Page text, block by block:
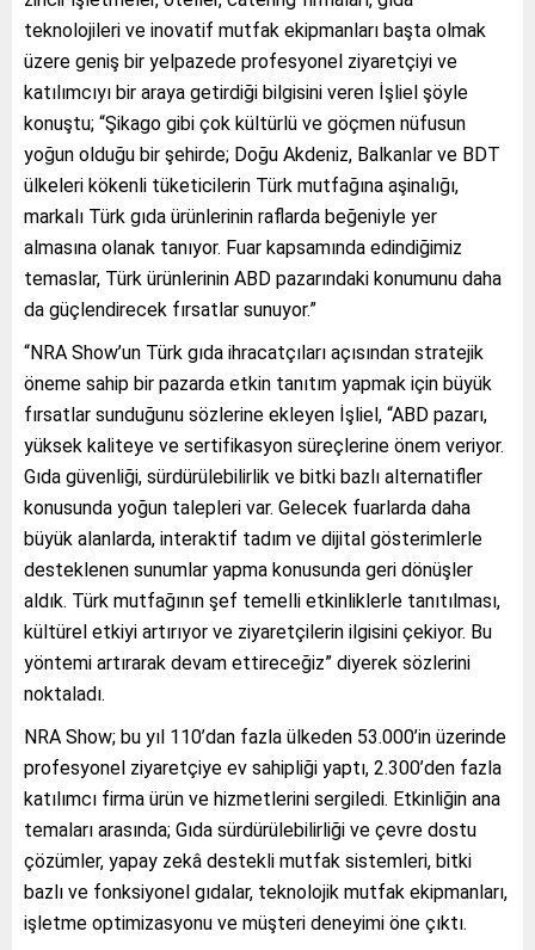
teknolojileri ve inovatif mutfak ekipmanları başta olmak
üzere geniş bir yelpazede profesyonel ziyaretçiyi ve
katılımcıyı bir araya getirdiği bilgisini veren İşliel şöyle
konuştu; “Şikago gibi çok kültürlü ve göçmen nüfusun
yoğun olduğu bir şehirde; Doğu Akdeniz, Balkanlar ve BDT
ülkeleri kökenli tüketicilerin Türk mutfağına aşinalığı,
markalı Türk gıda ürünlerinin raflarda beğeniyle yer
almasına olanak tanıyor. Fuar kapsamında edindiğimiz
temaslar, Türk ürünlerinin ABD pazarındaki konumunu daha
da güçlendirecek fırsatlar sunuyor.”
“NRA Show’un Türk gıda ihracatçıları açısından stratejik
öneme sahip bir pazarda etkin tanıtım yapmak için büyük
fırsatlar sunduğunu sözlerine ekleyen İşliel, “ABD pazarı,
yüksek kaliteye ve sertifikasyon süreçlerine önem veriyor.
Gıda güvenliği, sürdürülebilirlik ve bitki bazlı alternatifler
konusunda yoğun talepleri var. Gelecek fuarlarda daha
büyük alanlarda, interaktif tadım ve dijital gösterimlerle
desteklenen sunumlar yapma konusunda geri dönüşler
aldık. Türk mutfağının şef temelli etkinliklerle tanıtılması,
kültürel etkiyi artırıyor ve ziyaretçilerin ilgisini çekiyor. Bu
yöntemi artırarak devam ettireceğiz” diyerek sözlerini
noktaladı.
NRA Show; bu yıl 110’dan fazla ülkeden 53.000’in üzerinde
profesyonel ziyaretçiye ev sahipliği yaptı, 2.300’den fazla
katılımcı firma ürün ve hizmetlerini sergiledi. Etkinliğin ana
temaları arasında; Gıda sürdürülebilirliği ve çevre dostu
çözümler, yapay zekâ destekli mutfak sistemleri, bitki
bazlı ve fonksiyonel gıdalar, teknolojik mutfak ekipmanları,
işletme optimizasyonu ve müşteri deneyimi öne çıktı.